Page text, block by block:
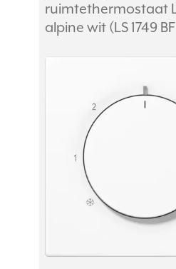
ruimtethermostaat
alpine wit (LS 1749